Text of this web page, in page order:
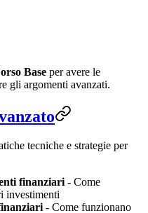
Base per avere le
gli argomenti avanzati.
tecniche e strategie per
finanziari- Come
investimenti
- Come funzionano